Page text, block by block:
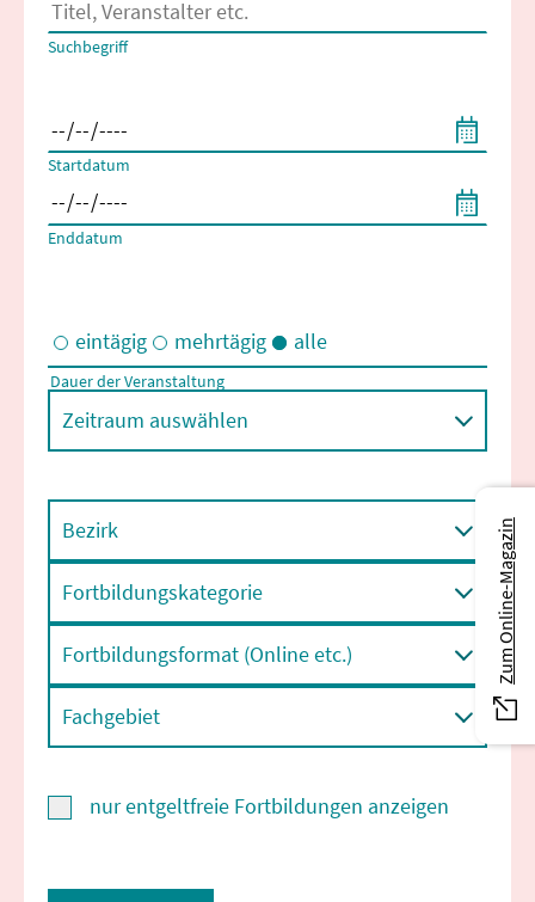
Es erscheinen Suchvorschläge, wenn mindestens 2 Zeichen
Suchbegriff
Startdatum
Enddatum
Eintägige und/oder mehrtägige Veranstaltungen
eintägig mehrtägig alle
Dauer der Veranstaltung
Zeitraum auswählen
Bezirk
Fortbildungskategorie
Fortbildungsformat (Online etc.)
Fachgebiet
nur entgeltfreie Fortbildungen anzeigen
Zum Online-Magazin